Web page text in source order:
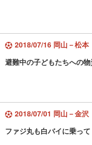
2018/07/16 岡山－松本
避難中の子どもたちへの
2018/07/01 岡山－金沢
ファジ丸も白バイに乗っ